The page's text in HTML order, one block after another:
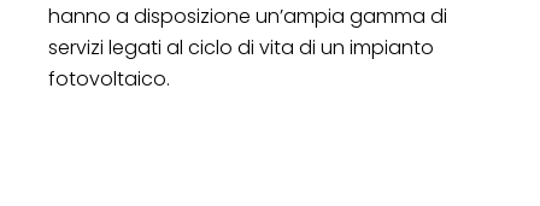
hanno a disposizione un’ampia gamma di
servizi legati al ciclo di vita di un impianto
fotovoltaico.